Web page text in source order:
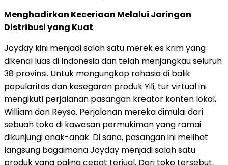
Menghadirkan Keceriaan Melalui Jaringan
Distribusi yang Kuat
Joyday kini menjadi salah satu merek es krim yang
dikenal luas di Indonesia dan telah menjangkau seluruh
38 provinsi. Untuk mengungkap rahasia di balik
popularitas dan kesegaran produk Yili, tur virtual ini
mengikuti perjalanan pasangan kreator konten lokal,
William dan Reysa. Perjalanan mereka dimulai dari
sebuah toko di kawasan permukiman yang ramai
dikunjungi anak-anak. Di sana, pasangan ini melihat
langsung bagaimana Joyday menjadi salah satu
produk yang paling cepat terjual. Dari toko tersebut,